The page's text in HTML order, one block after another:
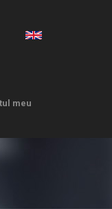
meu